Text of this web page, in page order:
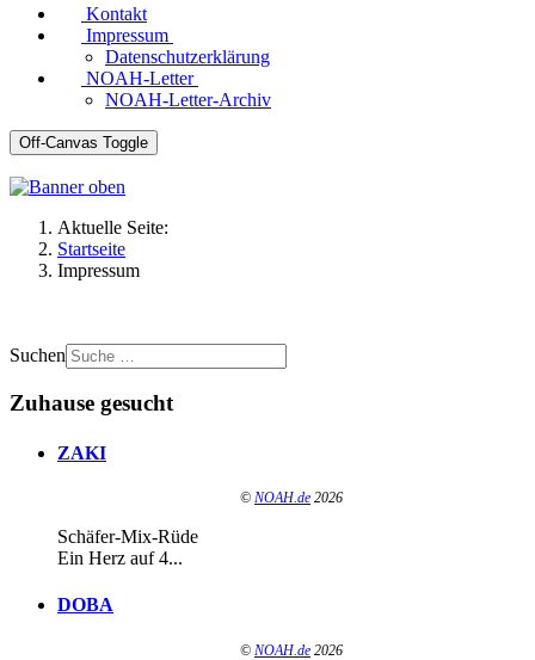
Kontakt
Impressum
Datenschutzerklärung
NOAH-Letter
NOAH-Letter-Archiv
Off-Canvas Toggle
Aktuelle Seite:
Startseite
Impressum
Suchen
Zuhause gesucht
ZAKI
© NOAH.de 2026
Schäfer-Mix-Rüde
Ein Herz auf 4...
DOBA
© NOAH.de 2026